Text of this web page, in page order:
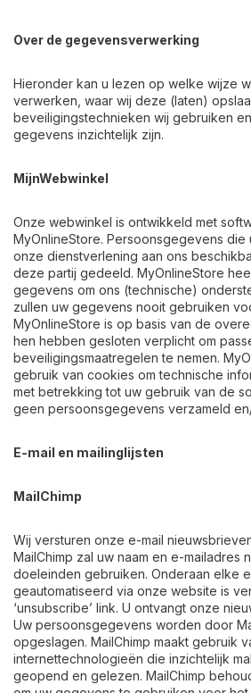
Over de gegevensverwerking
Hieronder kan u lezen op welke wijze
verwerken, waar wij deze (laten)
beveiligingstechnieken wij gebruiken
gegevens inzichtelijk zijn.
MijnWebwinkel
Onze webwinkel is ontwikkeld met
MyOnlineStore. Persoonsgegevens
onze dienstverlening aan ons
deze partij gedeeld. MyOnlineStore
gegevens om ons (technische)
zullen uw gegevens nooit gebruiken
MyOnlineStore is op basis van de
hen hebben gesloten verplicht om
beveiligingsmaatregelen te nemen.
gebruik van cookies om technische
met betrekking tot uw gebruik van de
geen persoonsgegevens verzameld
E-mail en mailinglijsten
MailChimp
Wij versturen onze e-mail
MailChimp zal uw naam en e-mailadres
doeleinden gebruiken. Onderaan elke
geautomatiseerd via onze website is
‘unsubscribe’ link. U ontvangt onze
Uw persoonsgegevens worden door
opgeslagen. MailChimp maakt gebruik
internettechnologieën die inzichtelijk
geopend en gelezen. MailChimp